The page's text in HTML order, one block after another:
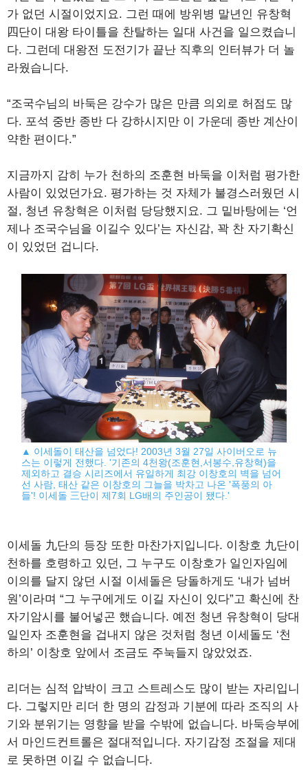
가 없던 시절이었지요. 그런 때에 방위병 말년인 유창혁
四단이 대왕 타이틀을 찬탈하는 일대 사건을 일으켰습니
다. 그런데 대왕전 도전기가 끝난 직후의 인터뷰가 더 놀
라웠습니다.
“조국수님의 바둑은 강수가 많은 만큼 의외로 허점도 많
다. 포석 중반 종반 다 강하시지만 이 가운데 종반 계산이
약한 편이다.”
지금까지 감히 누가 천하의 조훈현 바둑을 이처럼 평가한
사람이 있었던가요. 평가하는 것 자체가 불경스러웠던 시
절, 청년 유창혁은 이처럼 당당했지요. 그 밑바탕에는 ‘언
제나 조국수님을 이길수 있다’는 자신감, 꽉 찬 자기확신
이 있었던 겁니다.
▲ 이세돌이 태산을 넘었다! 2003년 3월 27일 사이버오로 뉴
스는 이렇게 전했다. '기존의 4천왕(조훈현,서봉수,유창혁)을
제외하고 결승 시리즈에서 유일하게 최강 이창호의 벽을 넘어
선 사람, 태산 같은 이창호의 그늘을 박차고 나온 '폭풍의 아
들'! 이세돌 三단이 제7회 LG배의 주인공이 됐다.'
이세돌 九단의 등장 또한 마찬가지입니다. 이창호 九단이
천하를 호령하고 있던, 그 누구도 이창호가 일인자임에
이의를 달지 않던 시절 이세돌은 당돌하게도 ‘내가 넘버
원’이라며 “그 누구에게도 이길 자신이 있다”고 확신에 찬
자기암시를 불어넣곤 했습니다. 예전 청년 유창혁이 당대
일인자 조훈현을 겁내지 않은 것처럼 청년 이세돌도 ‘천
하의’ 이창호 앞에서 조금도 주눅들지 않았었죠.
리더는 심적 압박이 크고 스트레스도 많이 받는 자리입니
다. 그렇지만 리더 한 명의 감정과 기분에 따라 조직의 사
기와 분위기는 영향을 받을 수밖에 없습니다. 바둑승부에
서 마인드컨트롤은 절대적입니다. 자기감정 조절을 제대
로 못하면 이길 수 없습니다.